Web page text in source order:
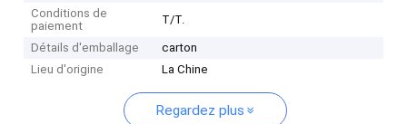
Conditions de
paiement
T/T.
Détails d'emballage
carton
Lieu d'origine
La Chine
Regardez plus